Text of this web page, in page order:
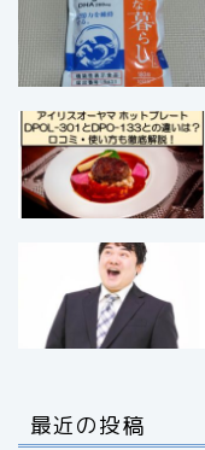
最近の投稿